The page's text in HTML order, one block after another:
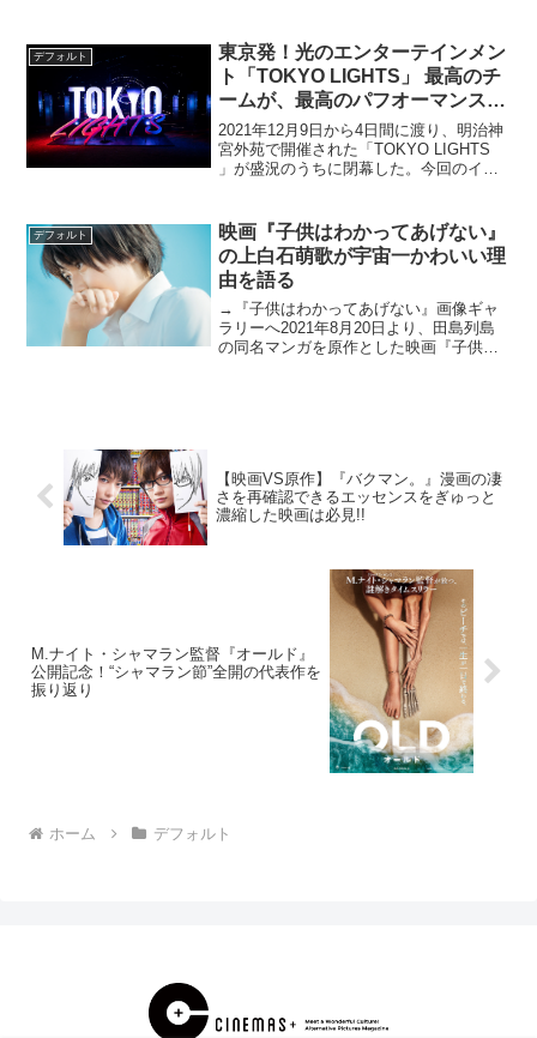
日からは、デビュー後...
デフォルト
東京発！光のエンターテインメン
ト「TOKYO LIGHTS」 最高のチ
ームが、最高のパフオーマンスで
魅せた4日間！
2021年12月9日から4日間に渡り、明治神
宮外苑で開催された「TOKYO LIGHTS
」が盛況のうちに閉幕した。今回のイベ
最先端XR（クロスリアリティ）技術を活
用...
デフォルト
映画『子供はわかってあげない』
の上白石萌歌が宇宙一かわいい理
由を語る
→『子供はわかってあげない』画像ギャ
ラリーへ2021年8月20日より、田島列島
の同名マンガを原作とした映画『子供は
【映画VS原作】『バクマン。』漫画の凄
さを再確認できるエッセンスをぎゅっと
濃縮した映画は必見!!
M.ナイト・シャマラン監督『オールド』
公開記念！“シャマラン節”全開の代表作を
振り返り
ホーム デフォルト